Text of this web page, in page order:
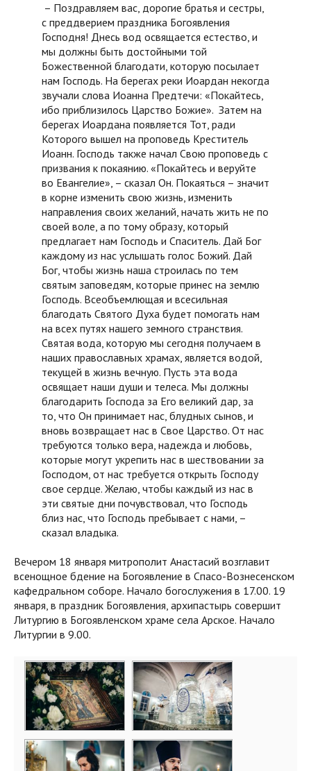
– Поздравляем вас, дорогие братья и сестры,
с преддверием праздника Богоявления
Господня! Днесь вод освящается естество, и
мы должны быть достойными той
Божественной благодати, которую посылает
нам Господь. На берегах реки Иоардан некогда
звучали слова Иоанна Предтечи: «Покайтесь,
ибо приблизилось Царство Божие». Затем на
берегах Иоардана появляется Тот, ради
Которого вышел на проповедь Креститель
Иоанн. Господь также начал Свою проповедь с
призвания к покаянию. «Покайтесь и веруйте
во Евангелие», – сказал Он. Покаяться – значит
в корне изменить свою жизнь, изменить
направления своих желаний, начать жить не по
своей воле, а по тому образу, который
предлагает нам Господь и Спаситель. Дай Бог
каждому из нас услышать голос Божий. Дай
Бог, чтобы жизнь наша строилась по тем
святым заповедям, которые принес на землю
Господь. Всеобъемлющая и всесильная
благодать Святого Духа будет помогать нам
на всех путях нашего земного странствия.
Святая вода, которую мы сегодня получаем в
наших православных храмах, является водой,
текущей в жизнь вечную. Пусть эта вода
освящает наши души и телеса. Мы должны
благодарить Господа за Его великий дар, за
то, что Он принимает нас, блудных сынов, и
вновь возвращает нас в Свое Царство. От нас
требуются только вера, надежда и любовь,
которые могут укрепить нас в шествовании за
Господом, от нас требуется открыть Господу
свое сердце. Желаю, чтобы каждый из нас в
эти святые дни почувствовал, что Господь
близ нас, что Господь пребывает с нами, –
сказал владыка.
Вечером 18 января митрополит Анастасий возглавит
всенощное бдение на Богоявление в Спасо-Вознесенском
кафедральном соборе. Начало богослужения в 17.00. 19
января, в праздник Богоявления, архипастырь совершит
Литургию в Богоявленском храме села Арское. Начало
Литургии в 9.00.